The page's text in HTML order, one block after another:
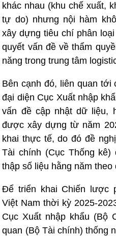
khác nhau (khu chế xuất,
tự do) nhưng nội hàm
xây dựng tiêu chí phân
quyết vấn đề về thẩm
năng trong trung tâm
Bên cạnh đó, liên quan tới
đại diện Cục Xuất nhập
vấn đề cập nhật dữ liệu,
được xây dựng từ năm
khai thực tế, do đó đề
Tài chính (Cục Thống
thập số liệu hằng năm
Để triển khai Chiến lược
Việt Nam thời kỳ 2025-
Cục Xuất nhập khẩu (Bộ
quan (Bộ Tài chính) thống